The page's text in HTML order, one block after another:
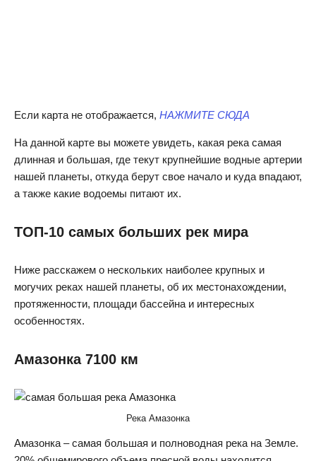
Если карта не отображается, НАЖМИТЕ СЮДА
На данной карте вы можете увидеть, какая река самая
длинная и большая, где текут крупнейшие водные артерии
нашей планеты, откуда берут свое начало и куда впадают,
а также какие водоемы питают их.
ТОП-10 самых больших рек мира
Ниже расскажем о нескольких наиболее крупных и
могучих реках нашей планеты, об их местонахождении,
протяженности, площади бассейна и интересных
особенностях.
Амазонка 7100 км
Река Амазонка
Амазонка – самая большая и полноводная река на Земле.